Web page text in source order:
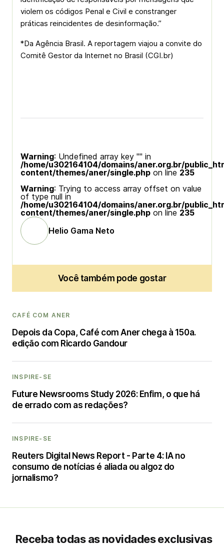
violem os códigos Penal e Civil e constranger
práticas reincidentes de desinformação.”
*Da Agência Brasil. A reportagem viajou a convite do
Comitê Gestor da Internet no Brasil (CGI.br)
Warning: Undefined array key "" in
/home/u302164104/domains/aner.org.br/
content/themes/aner/single.php on line 235
Warning: Trying to access array offset on value
of type null in
/home/u302164104/domains/aner.org.br/
content/themes/aner/single.php on line 235
Helio Gama Neto
Você também pode gostar
CAFÉ COM ANER
Depois da Copa, Café com Aner chega à 150a.
edição com Ricardo Gandour
INSPIRE-SE
Future Newsrooms Study 2026: Enfim, o que há
de errado com as redações?
INSPIRE-SE
Reuters Digital News Report - Parte 4: IA no
consumo de notícias é aliada ou algoz do
jornalismo?
Receba todas as novidades exclusivas